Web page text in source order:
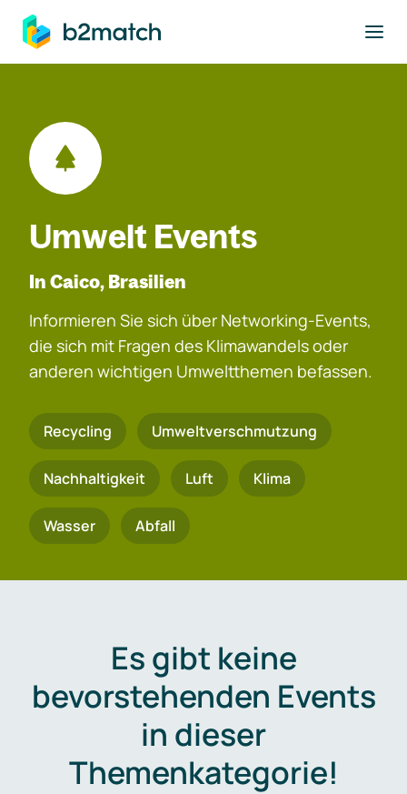
springen
Umwelt Events
In Caico, Brasilien
Informieren Sie sich über Networking-Events,
die sich mit Fragen des Klimawandels oder
anderen wichtigen Umweltthemen befassen.
Recycling Umweltverschmutzung
Nachhaltigkeit Luft Klima
Wasser Abfall
Es gibt keine
bevorstehenden Events
in dieser
Themenkategorie!